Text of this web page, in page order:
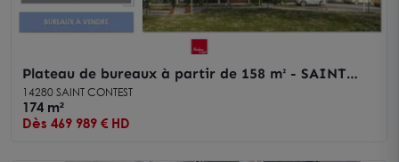
Plateau de bureaux à partir de 158 m² - SAINT
CONTEST
14280 SAINT CONTEST
174 m²
Dès 469 989 € HD